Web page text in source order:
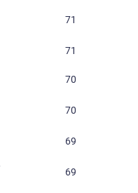
71
71
70
70
69
69